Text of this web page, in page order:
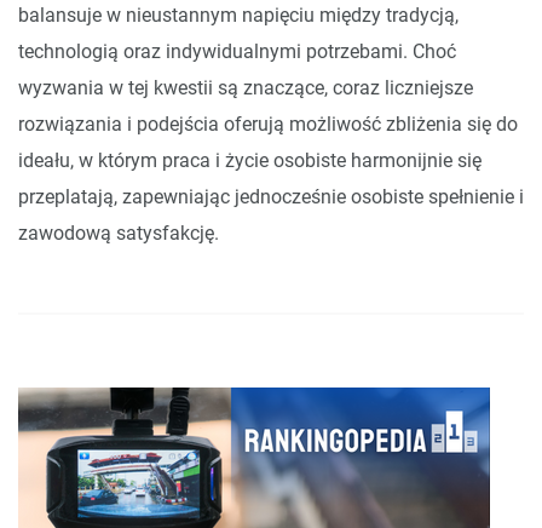
balansuje w nieustannym napięciu między tradycją,
technologią oraz indywidualnymi potrzebami. Choć
wyzwania w tej kwestii są znaczące, coraz liczniejsze
rozwiązania i podejścia oferują możliwość zbliżenia się do
ideału, w którym praca i życie osobiste harmonijnie się
przeplatają, zapewniając jednocześnie osobiste spełnienie i
zawodową satysfakcję.